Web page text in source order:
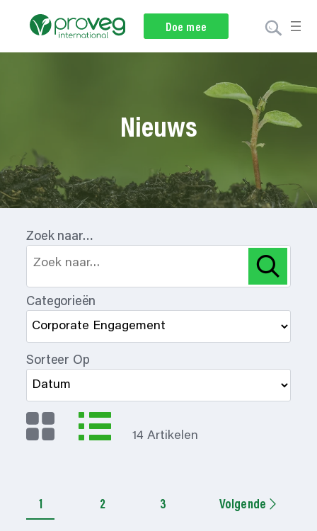
Doe mee
Nieuwsbrief
Doneer
Nieuws
Zoek naar…
Categorieën
Sorteer Op
14 Artikelen
1 2 3 Volgende